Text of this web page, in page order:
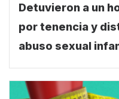
Detuvieron a un
por tenencia y
abuso sexual